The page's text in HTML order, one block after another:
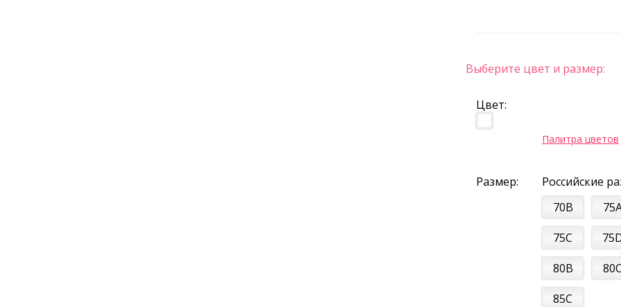
Выберите цвет и размер:
Цвет:
Палитра цветов
Размер:
Российские
70B
75C
80B
80C
85C